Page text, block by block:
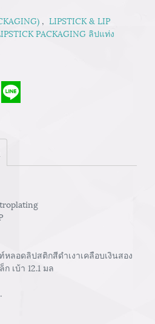
, LIPSTICK & LIP
PACKAGING ลิปแท่ง
ลอดลิปสติกสีดำเงาเคลือบเงินสอง
เบ้า 12.1 มล